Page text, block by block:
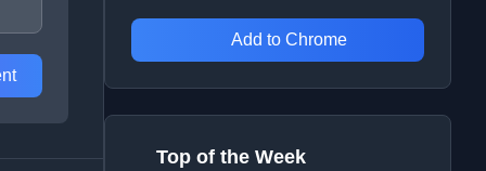
Add to Chrome
Top of the Week